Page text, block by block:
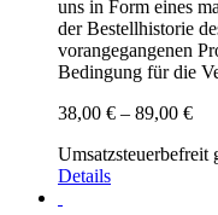
uns in Form eines
der Bestellhistorie
vorangegangenen
Bedingung für die
38,00 € – 89,00 €
bis
Umsatzsteuerbefreit
Details